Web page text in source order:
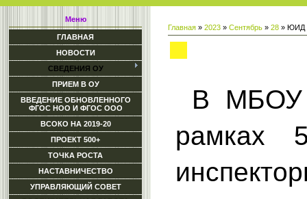
Меню
ГЛАВНАЯ
НОВОСТИ
СВЕДЕНИЯ ОУ
ПРИЕМ В ОУ
ВВЕДЕНИЕ ОБНОВЛЕННОГО
ФГОС НОО И ФГОС ООО
ВСОКО НА 2019-20
ПРОЕКТ 500+
ТОЧКА РОСТА
НАСТАВНИЧЕСТВО
УПРАВЛЯЮЩИЙ СОВЕТ
Главная » 2023 » Сентябрь » 28 » ЮИД
В
рамках